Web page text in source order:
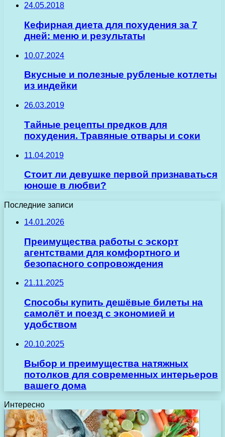
24.05.2018
Кефирная диета для похудения за 7
дней: меню и результаты
10.07.2024
Вкусные и полезные рубленые котлеты
из индейки
26.03.2019
Тайные рецепты предков для
похудения. Травяные отвары и соки
11.04.2019
Стоит ли девушке первой признаваться
юноше в любви?
Последние записи
14.01.2026
Преимущества работы с эскорт
агентствами для комфортного и
безопасного сопровождения
21.11.2025
Способы купить дешёвые билеты на
самолёт и поезд с экономией и
удобством
20.10.2025
Выбор и преимущества натяжных
потолков для современных интерьеров
вашего дома
Интересно